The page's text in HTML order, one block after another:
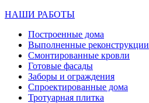
НАШИ РАБОТЫ
Построенные дома
Выполненные реконструкции
Смонтированные кровли
Готовые фасады
Заборы и ограждения
Спроектированные дома
Тротуарная плитка